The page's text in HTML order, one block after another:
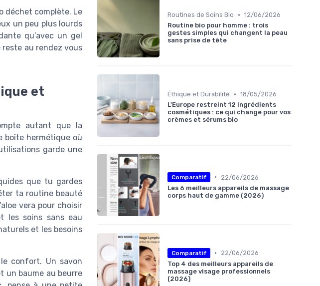
déchet complète. Le
un peu plus lourds
qu’avec un gel
au rendez vous
et
autant que la
boîte hermétique où
garde une
que tu gardes
ta routine beauté
vera pour choisir
les soins sans eau
et les besoins
confort. Un savon
un baume au beurre
Routines de Soins Bio • 12/06/2026
Routine bio pour homme : trois
gestes simples qui changent la peau
sans prise de tête
Éthique et Durabilité • 18/05/2026
L'Europe restreint 12 ingrédients
cosmétiques : ce qui change pour vos
crèmes et sérums bio
Comparatif •
22/06/2026
Les 6 meilleurs appareils de massage
corps haut de gamme (2026)
Comparatif •
22/06/2026
Top 4 des meilleurs appareils de
massage visage professionnels
(2026)